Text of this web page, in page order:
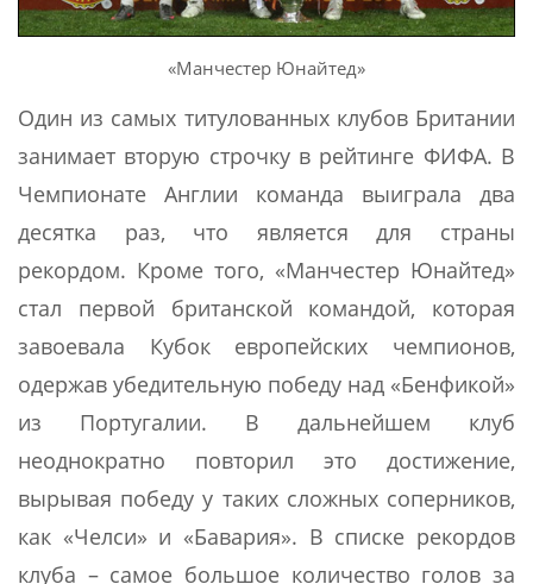
«Манчестер Юнайтед»
Один из самых титулованных клубов Британии
занимает вторую строчку в рейтинге ФИФА. В
Чемпионате Англии команда выиграла два
десятка раз, что является для страны
рекордом. Кроме того, «Манчестер Юнайтед»
стал первой британской командой, которая
завоевала Кубок европейских чемпионов,
одержав убедительную победу над «Бенфикой»
из Португалии. В дальнейшем клуб
неоднократно повторил это достижение,
вырывая победу у таких сложных соперников,
как «Челси» и «Бавария». В списке рекордов
клуба – самое большое количество голов за